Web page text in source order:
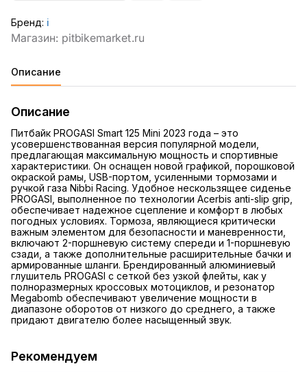
Бренд: ℹ️
Описание
Описание
Питбайк PROGASI Smart 125 Mini 2023 года – это
усовершенствованная версия популярной модели,
предлагающая максимальную мощность и спортивные
характеристики. Он оснащен новой графикой, порошковой
окраской рамы, USB-портом, усиленными тормозами и
ручкой газа Nibbi Racing. Удобное нескользящее сиденье
PROGASI, выполненное по технологии Acerbis anti-slip grip,
обеспечивает надежное сцепление и комфорт в любых
погодных условиях. Тормоза, являющиеся критически
важным элементом для безопасности и маневренности,
включают 2-поршневую систему спереди и 1-поршневую
сзади, а также дополнительные расширительные бачки и
армированные шланги. Брендированный алюминиевый
глушитель PROGASI с сеткой без узкой флейты, как у
полноразмерных кроссовых мотоциклов, и резонатор
Megabomb обеспечивают увеличение мощности в
диапазоне оборотов от низкого до среднего, а также
придают двигателю более насыщенный звук.
Рекомендуем